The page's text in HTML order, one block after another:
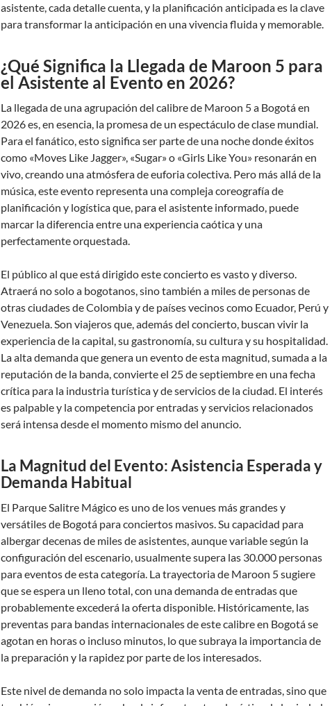
asistente, cada detalle cuenta, y la planificación anticipada es la clave
para transformar la anticipación en una vivencia fluida y memorable.
¿Qué Significa la Llegada de Maroon 5 para
el Asistente al Evento en 2026?
La llegada de una agrupación del calibre de Maroon 5 a Bogotá en
2026 es, en esencia, la promesa de un espectáculo de clase mundial.
Para el fanático, esto significa ser parte de una noche donde éxitos
como «Moves Like Jagger», «Sugar» o «Girls Like You» resonarán en
vivo, creando una atmósfera de euforia colectiva. Pero más allá de la
música, este evento representa una compleja coreografía de
planificación y logística que, para el asistente informado, puede
marcar la diferencia entre una experiencia caótica y una
perfectamente orquestada.
El público al que está dirigido este concierto es vasto y diverso.
Atraerá no solo a bogotanos, sino también a miles de personas de
otras ciudades de Colombia y de países vecinos como Ecuador, Perú y
Venezuela. Son viajeros que, además del concierto, buscan vivir la
experiencia de la capital, su gastronomía, su cultura y su hospitalidad.
La alta demanda que genera un evento de esta magnitud, sumada a la
reputación de la banda, convierte el 25 de septiembre en una fecha
crítica para la industria turística y de servicios de la ciudad. El interés
es palpable y la competencia por entradas y servicios relacionados
será intensa desde el momento mismo del anuncio.
La Magnitud del Evento: Asistencia Esperada y
Demanda Habitual
El Parque Salitre Mágico es uno de los venues más grandes y
versátiles de Bogotá para conciertos masivos. Su capacidad para
albergar decenas de miles de asistentes, aunque variable según la
configuración del escenario, usualmente supera las 30.000 personas
para eventos de esta categoría. La trayectoria de Maroon 5 sugiere
que se espera un lleno total, con una demanda de entradas que
probablemente excederá la oferta disponible. Históricamente, las
preventas para bandas internacionales de este calibre en Bogotá se
agotan en horas o incluso minutos, lo que subraya la importancia de
la preparación y la rapidez por parte de los interesados.
Este nivel de demanda no solo impacta la venta de entradas, sino que